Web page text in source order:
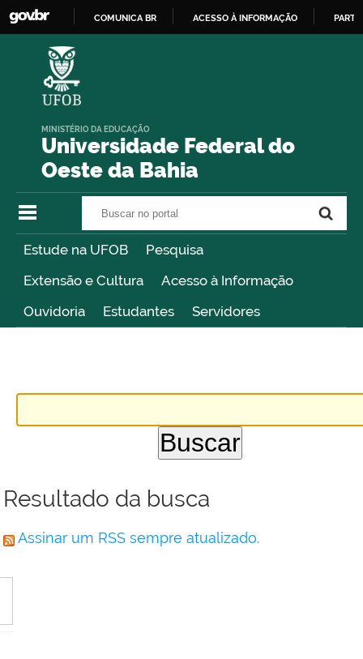
COMUNICA BR ACESSO À INFORMAÇÃO
Universidade Federal do
Oeste da Bahia
MINISTÉRIO DA EDUCAÇÃO
Estude na UFOB
Pesquisa
Extensão e Cultura
Acesso à Informação
Ouvidoria
Estudantes Servidores
Resultado da busca
Assinar um RSS sempre atualizado.